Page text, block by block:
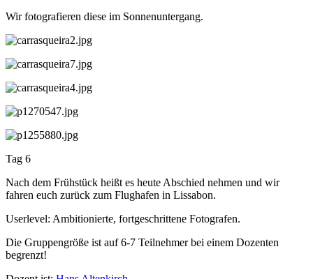
Wir fotografieren diese im Sonnenuntergang.
Tag 6
Nach dem Frühstück heißt es heute Abschied nehmen und wir
fahren euch zurück zum Flughafen in Lissabon.
Userlevel: Ambitionierte, fortgeschrittene Fotografen.
Die Gruppengröße ist auf 6-7 Teilnehmer bei einem Dozenten
begrenzt!